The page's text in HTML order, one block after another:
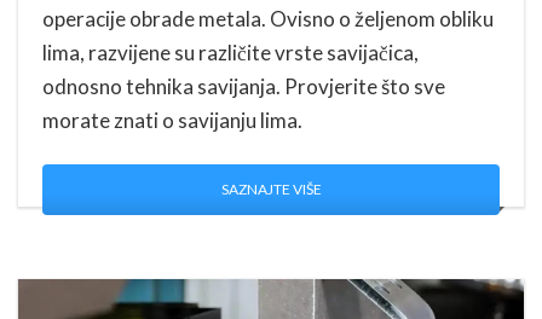
operacije obrade metala. Ovisno o željenom obliku
lima, razvijene su različite vrste savijačica,
odnosno tehnika savijanja. Provjerite što sve
morate znati o savijanju lima.
SAZNAJTE VIŠE